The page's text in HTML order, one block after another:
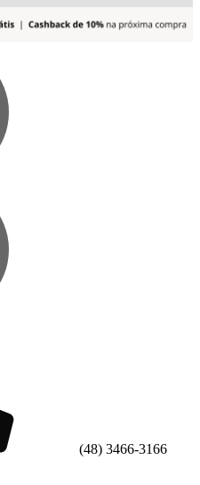
(48) 3466-3166